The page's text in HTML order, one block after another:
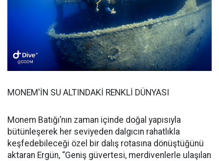
MONEM'İN SU ALTINDAKİ RENKLİ DÜNYASI
Monem Batığı’nın zaman içinde doğal yapısıyla
bütünleşerek her seviyeden dalgıcın rahatlıkla
keşfedebileceği özel bir dalış rotasına dönüştüğünü
aktaran Ergün, “Geniş güvertesi, merdivenlerle ulaşılan